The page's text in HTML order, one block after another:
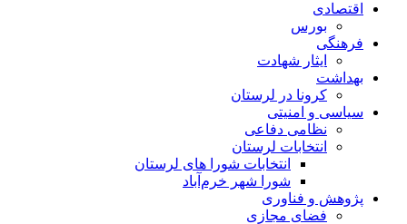
اقتصادی
بورس
فرهنگی
ایثار شهادت
بهداشت
کرونا در لرستان
سیاسی و امنیتی
نظامی دفاعی
انتخابات لرستان
انتخابات شورا های لرستان
شورا شهر خرم‌آباد
پژوهش و فناوری
فضای مجازی